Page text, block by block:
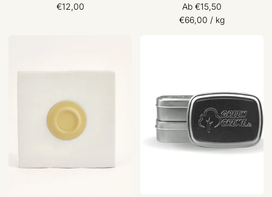
€12,00
Ab €15,50
Stückpreis
€66,00 /pro
kg
Green
Creme